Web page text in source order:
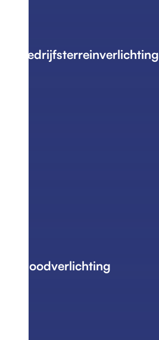
Bedrijfsterreinverlichting
Noodverlichting